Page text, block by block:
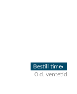
Bestill time
0 d. ventetid